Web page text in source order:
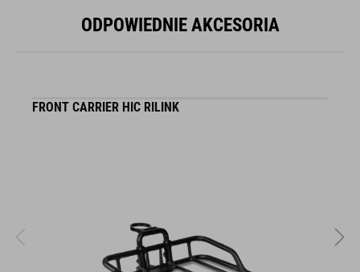
ODPOWIEDNIE AKCESORIA
FRONT CARRIER HIC RILINK